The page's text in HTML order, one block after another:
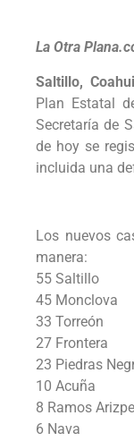
La Otra
Saltillo,
Plan Estatal
Secretaría de
de hoy se
incluida una
Los nuevos
manera:
55 Saltillo
45 Monclova
33 Torreón
27 Frontera
23 Piedras
10 Acuña
8 Ramos Arizpe
6 Nava